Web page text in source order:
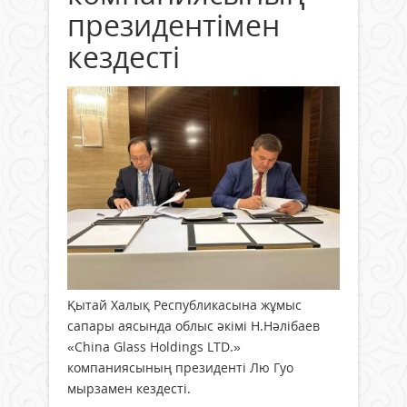
президентімен
кездесті
Қытай Халық Республикасына жұмыс
сапары аясында облыс әкімі Н.Нәлібаев
«China Glass Holdings LTD.»
компаниясының президенті Лю Гуо
мырзамен кездесті.